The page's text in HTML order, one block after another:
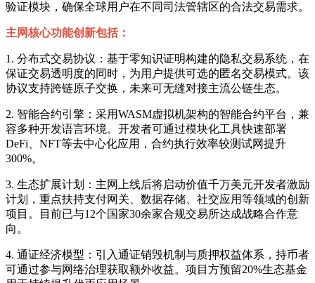
验证模块，确保全球用户在不同司法管辖区的合法交易需求。
主网核心功能创新包括：
1. 分布式交易协议：基于零知识证明构建的隐私交易系统，在
保证交易透明度的同时，为用户提供可选的匿名交易模式。该
协议支持跨链原子交换，未来可无缝对接主流公链生态。
2. 智能合约引擎：采用WASM虚拟机架构的智能合约平台，兼
容多种开发语言环境。开发者可通过模块化工具快速部署
DeFi、NFT等去中心化应用，合约执行效率较测试网提升
300%。
3. 生态扩展计划：主网上线后将启动价值千万美元开发者激励
计划，重点扶持支付网关、数据存储、社交应用等领域的创新
项目。目前已与12个国家30余家合规交易所达成战略合作意
向。
4. 通证经济模型：引入通证销毁机制与质押权益体系，持币者
可通过参与网络治理获取额外收益。项目方预留20%生态基金